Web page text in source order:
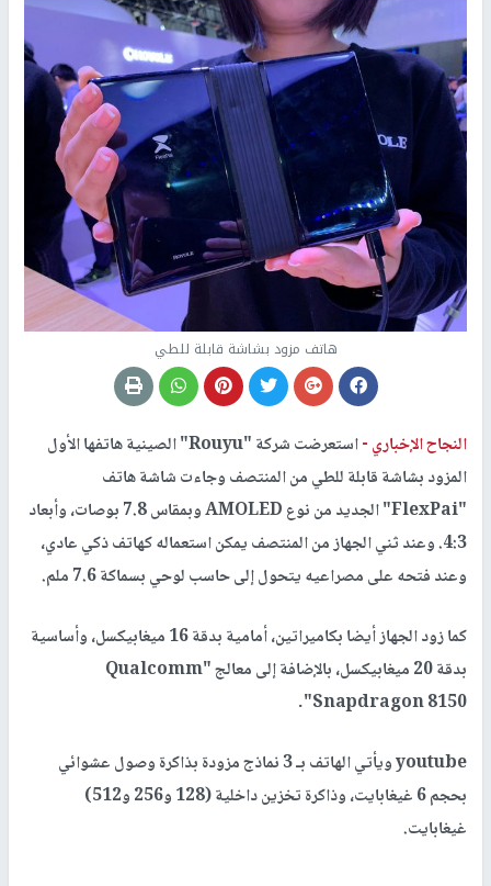
هاتف مزود بشاشة قابلة للطي
النجاح الإخباري -
استعرضت شركة "Rouyu" الصينية هاتفها الأول
المزود بشاشة قابلة للطي من المنتصف وجاءت شاشة هاتف
"FlexPai‍" الجديد من نوع AMOLED وبمقاس 7.8 بوصات، وأبعاد
4:3. وعند ثني الجهاز من المنتصف يمكن استعماله كهاتف ذكي عادي،
وعند فتحه على مصراعيه يتحول إلى حاسب لوحي بسماكة 7.6 ملم.
كما زود الجهاز أيضا بكاميراتين، أمامية بدقة 16 ميغابيكسل، وأساسية
بدقة 20 ميغابيكسل، بالإضافة إلى معالج "Qualcomm
Snapdragon 8150".
youtube ويأتي الهاتف بـ 3 نماذج مزودة بذاكرة وصول عشوائي
بحجم 6 غيغابايت، وذاكرة تخزين داخلية (128 و256 و512)
غيغابايت.